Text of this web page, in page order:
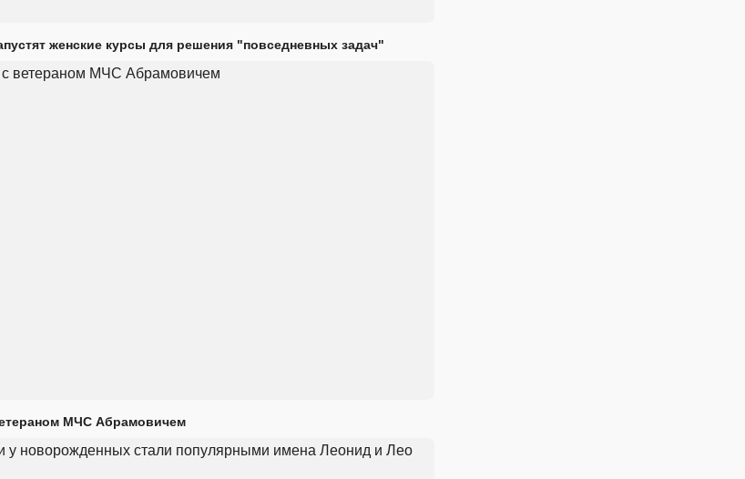
женские курсы для решения "повседневных задач"
МЧС Абрамовичем